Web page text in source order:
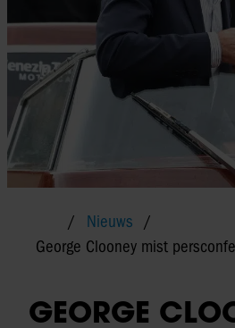
Nieuws
George Clooney mist
GEORGE